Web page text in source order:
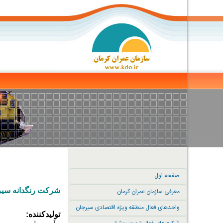
صفحه اول
معرفی سازمان عمران کرمان
واحدهای فعال منطقه ویژه اقتصادی سیرجان
شرکت رنگدانه
تولیدکننده: